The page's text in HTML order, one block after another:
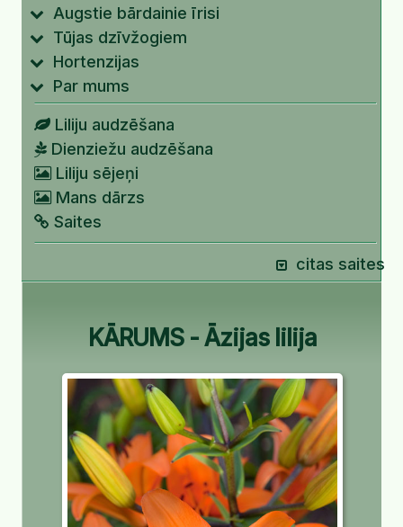
Augstie bārdainie īrisi
Tūjas dzīvžogiem
Hortenzijas
Par mums
Liliju audzēšana
Dienziežu audzēšana
Liliju sējeņi
Mans dārzs
Saites
citas saites
KĀRUMS - Āzijas lilija